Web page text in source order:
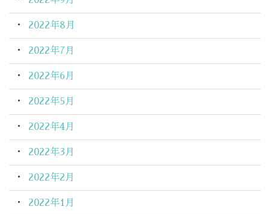
2022年8月
2022年7月
2022年6月
2022年5月
2022年4月
2022年3月
2022年2月
2022年1月